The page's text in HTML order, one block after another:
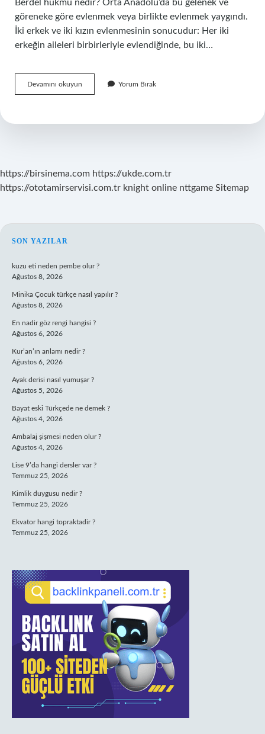
Berdel hükmü nedir? Orta Anadolu’da bu gelenek ve
göreneke göre evlenmek veya birlikte evlenmek yaygındı.
İki erkek ve iki kızın evlenmesinin sonucudur: Her iki
erkeğin aileleri birbirleriyle evlendiğinde, bu iki…
Devamını okuyun
Yasak
Yorum Bırak
https://birsinema.com https://ukde.com.tr
https://ototamirservisi.com.tr knight online nttgame Sitemap
SIDEBAR
SON YAZILAR
kuzu eti neden pembe olur ?
Ağustos 8, 2026
Minika Çocuk türkçe nasıl yapılır ?
Ağustos 8, 2026
En nadir göz rengi hangisi ?
Ağustos 6, 2026
Kur’an’ın anlamı nedir ?
Ağustos 6, 2026
Ayak derisi nasıl yumuşar ?
Ağustos 5, 2026
Bayat eski Türkçede ne demek ?
Ağustos 4, 2026
Ambalaj şişmesi neden olur ?
Ağustos 4, 2026
Lise 9’da hangi dersler var ?
Temmuz 25, 2026
Kimlik duygusu nedir ?
Temmuz 25, 2026
Ekvator hangi topraktadir ?
Temmuz 25, 2026